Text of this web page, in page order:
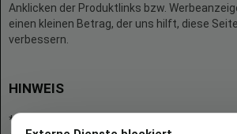
Anklicken der Produktlinks bzw.
einen kleinen Betrag, der uns hilft, diese
verbessern.
HINWEIS
* = Afilliate-Link (=Werbung)